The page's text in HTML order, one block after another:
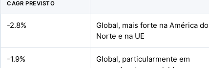
CAGR PREVISTO
-2.8%
Global, mais forte na América do
Norte e na UE
-1.9%
Global, particularmente em